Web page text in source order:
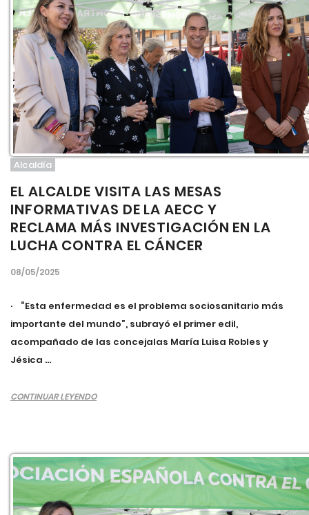
Alcaldía
EL ALCALDE VISITA LAS MESAS
INFORMATIVAS DE LA AECC Y
RECLAMA MÁS INVESTIGACIÓN EN LA
LUCHA CONTRA EL CÁNCER
08/05/2025
· “Esta enfermedad es el problema sociosanitario más
importante del mundo”, subrayó el primer edil,
acompañado de las concejalas María Luisa Robles y
Jésica ...
CONTINUAR LEYENDO